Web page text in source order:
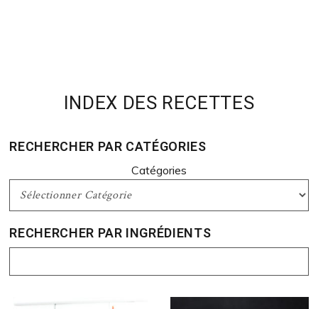
INDEX DES RECETTES
RECHERCHER PAR CATÉGORIES
Catégories
RECHERCHER PAR INGRÉDIENTS